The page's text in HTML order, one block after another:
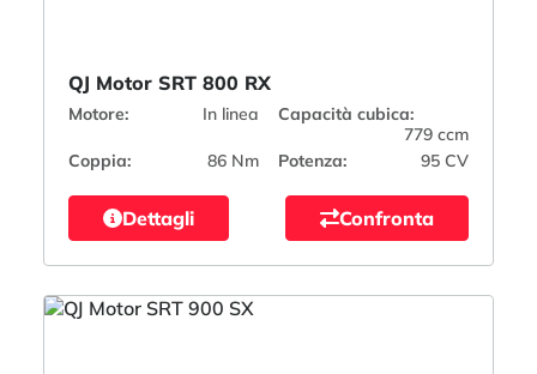
QJ Motor SRT 800 RX
Motore: In linea
Capacità cubica:
779 ccm
Coppia:
86 Nm Potenza: 95 CV
Dettagli Confronta